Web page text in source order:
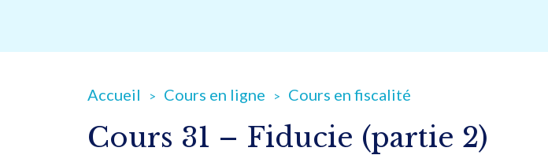
Accueil Cours en ligne Cours en fiscalité
Cours 31 – Fiducie (partie 2)